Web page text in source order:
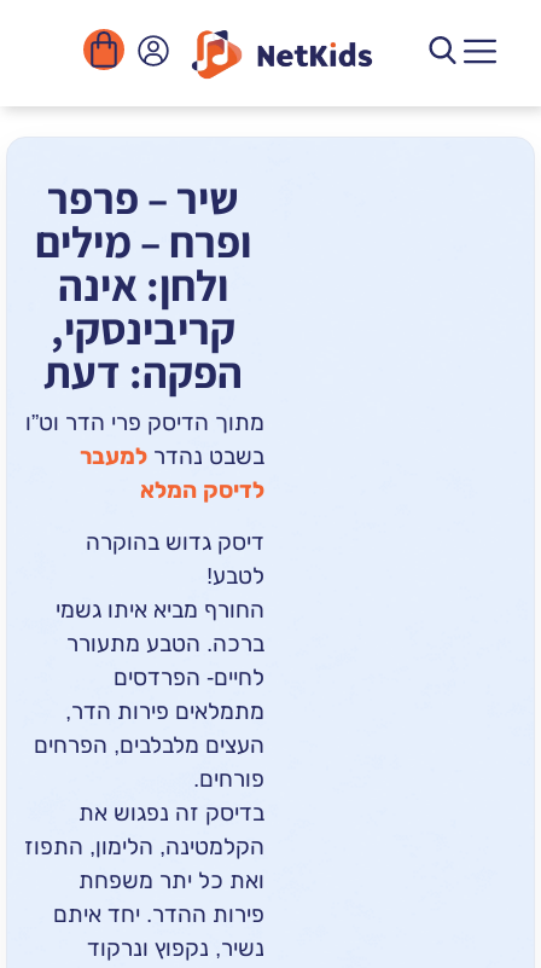
שיר – פרפר
ופרח – מילים
ולחן: אינה
קריבינסקי,
הפקה: דעת
מתוך הדיסק פרי הדר וט”ו
בשבט נהדרלמעבר
לדיסק המלא
דיסק גדוש בהוקרה
החורף מביא איתו גשמי
ברכה. הטבע מתעורר
לחיים- הפרדסים
מתמלאים פירות הדר,
העצים מלבלבים, הפרחים
בדיסק זה נפגוש את
הקלמטינה, הלימון, התפוז
ואת כל יתר משפחת
פירות ההדר. יחד איתם
נשיר, נקפוץ ונרקוד